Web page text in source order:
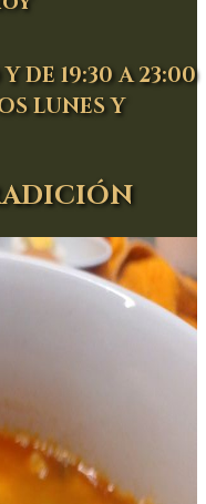
DE 19:30 A 23:00
LUNES Y